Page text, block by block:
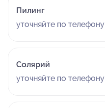
Пилинг
уточняйте по телефону
Солярий
уточняйте по телефону